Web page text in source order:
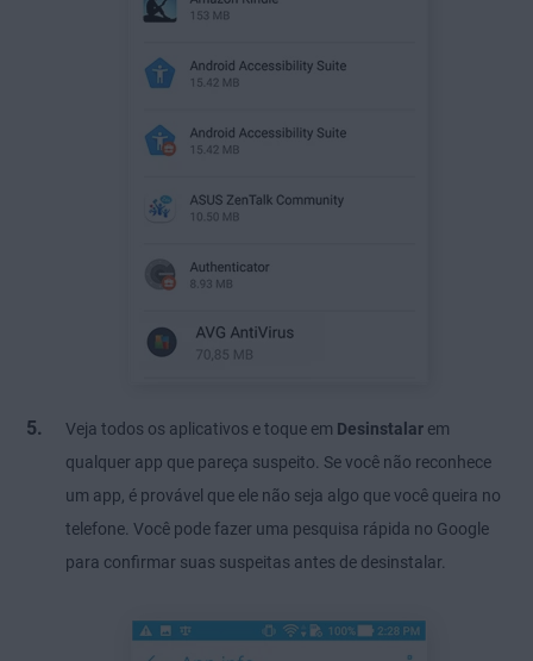
Veja todos os aplicativos e toque em Desinstalar em
qualquer app que pareça suspeito. Se você não reconhece
um app, é provável que ele não seja algo que você queira no
telefone. Você pode fazer uma pesquisa rápida no Google
para confirmar suas suspeitas antes de desinstalar.